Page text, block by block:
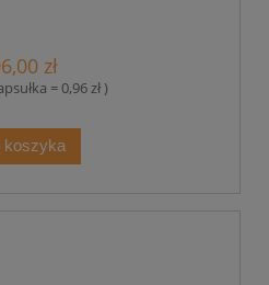
zł
= 0,96 zł )
koszyka